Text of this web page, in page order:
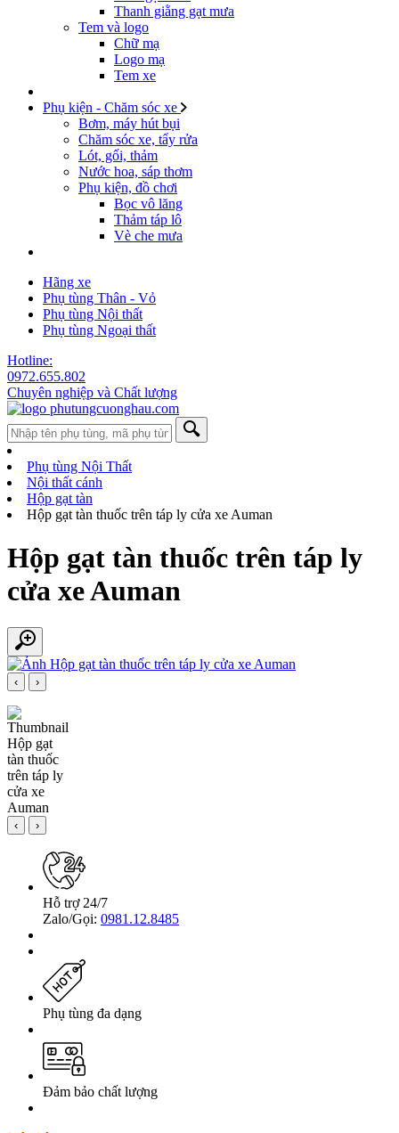
Thanh giằng gạt mưa
Tem và logo
Chữ mạ
Logo mạ
Tem xe
Phụ kiện - Chăm sóc xe
Bơm, máy hút bụi
Chăm sóc xe, tẩy rửa
Lót, gối, thảm
Nước hoa, sáp thơm
Phụ kiện, đồ chơi
Bọc vô lăng
Thảm táp lô
Vè che mưa
Hãng xe
Phụ tùng Thân - Vỏ
Phụ tùng Nội thất
Phụ tùng Ngoại thất
Hotline:
0972.655.802
Chuyên nghiệp và Chất lượng
Phụ tùng Nội Thất
Nội thất cánh
Hộp gạt tàn
Hộp gạt tàn thuốc trên táp ly cửa xe Auman
Hộp gạt tàn thuốc trên táp ly
cửa xe Auman
‹ ›
‹ ›
Hỗ trợ 24/7
Zalo/Gọi: 0981.12.8485
Phụ tùng đa dạng
Đảm bảo chất lượng